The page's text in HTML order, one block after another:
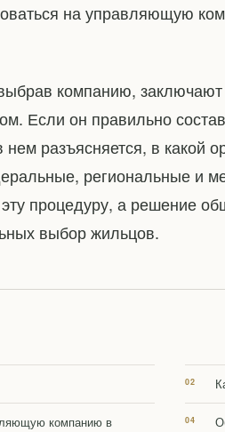
на управляющую
компанию,
Если он правильно
нем разъясняется, в какой
региональные и
процедуру, а решение
выбор жильцов.
компанию в